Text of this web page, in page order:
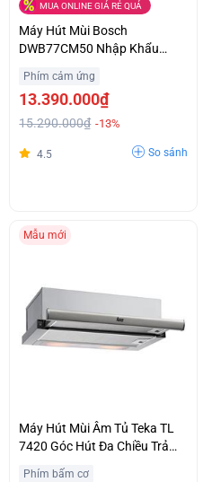
MUA ONLINE GIÁ RẺ QUÁ
Máy Hút Mùi Bosch
DWB77CM50 Nhập Khẩu
Tốt Hỗ Trợ Trả Góp
Phím cảm ứng
13.390.000₫
15.290.000₫ -13%
4.5 So sánh
Mẫu mới
Máy Hút Mùi Âm Tủ Teka TL
7420 Góc Hút Đa Chiều Trả
Phím bấm cơ